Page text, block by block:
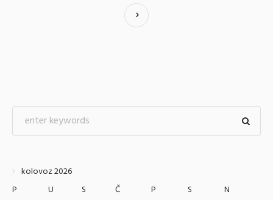
kolovoz 2026
P
U S Č P S
N